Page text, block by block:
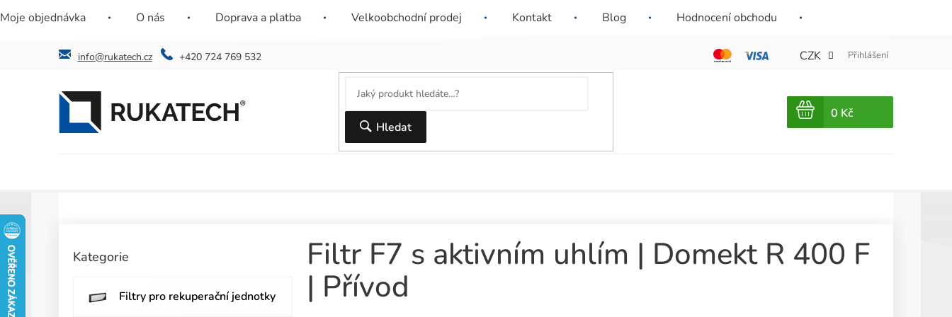
na
Nenašli jste požadovaný filtr? Ozvěte se nám a
Jste instalační firma nebo SVJ? Dejte nám o sobě vědět a
dostanete nabídku šitou na míru.
Sleva 10% pro nákup
nad 6000 Kč.
Všechny naše filtry mají certifikovaná filtrační média a pevné
+420 724 769 532
info@rukatech.cz CZK Přihlášení
Hledat
NÁKUPNÍ
Moje objednávka O nás Doprava a platba Velkoobchodní prodej Kontakt Blog Hodnocení obchodu
s
kategorie
Kategorie
Filtry pro rekuperační jednotky
Filtr F7 s aktivním uhlím | Domekt R 400 F
| Přívod